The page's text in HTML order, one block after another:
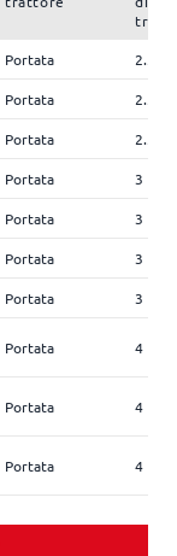
Portata 2.5
Portata 2.5
Portata 2.5
Portata 3
Portata 3
Portata 3
Portata 3
Portata 4
Portata 4
Portata 4